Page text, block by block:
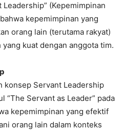
(Kepemimpinan
kepemimpinan yang
orang lain (terutama rakyat)
kuat dengan anggota tim.
konsep Servant Leadership
“The Servant as Leader” pada
kepemimpinan yang efektif
orang lain dalam konteks